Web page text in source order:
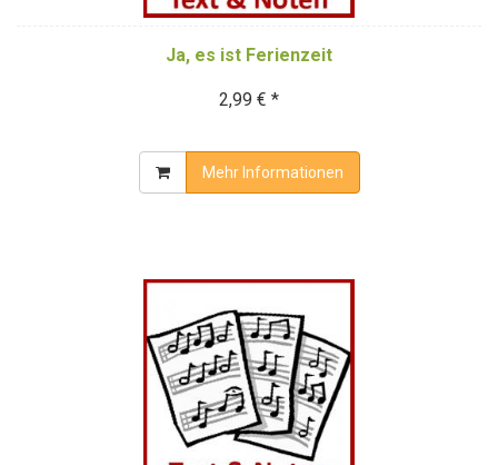
Ja, es ist Ferienzeit
2,99 € *
Mehr Informationen